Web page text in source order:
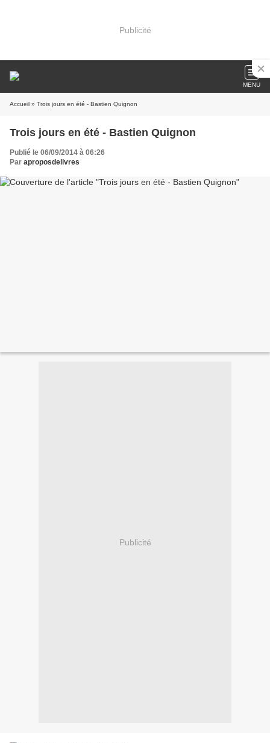
Publicité
MENU
Accueil » Trois jours en été - Bastien Quignon
Trois jours en été - Bastien Quignon
Publié le 06/09/2014 à 06:26
Par aproposdelivres
Publicité